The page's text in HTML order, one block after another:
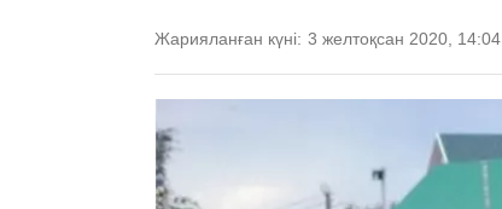
Жарияланған күні: 3 желтоқсан 2020, 14:04